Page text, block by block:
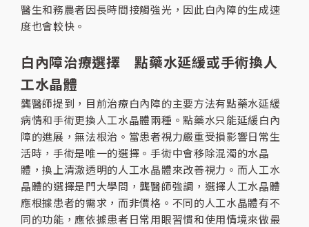
醫生和務農者因長時間接觸強光，因此白內障的生成速
度也會較快。
白內障治療選擇 點藥水延緩或手術換人
工水晶體
龔醫師提到，目前治療白內障的主要方法有點藥水延緩
病情和手術更換人工水晶體兩種。點藥水只能延緩白內
障的進展，無法根治。當患者視力嚴重受損影響日常生
活時，手術是唯一的選擇。手術中會移除混濁的水晶
體，換上清澈透明的人工水晶體來改善視力。而人工水
晶體的選擇是門大學問，龔醫師強調，選擇人工水晶體
應根據患者的需求，而非價格。不同的人工水晶體有不
同的功能，應依據患者日常用眼習慣和使用情境來做最